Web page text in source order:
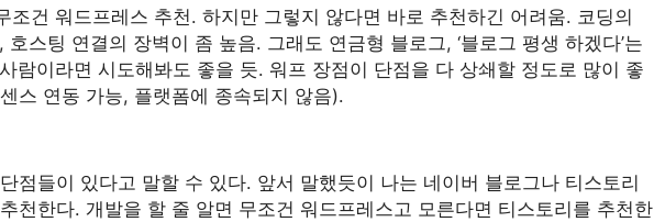
조건 워드프레스 추천. 하지만 그렇지 않다면 바로 추천하긴 어려움. 코딩의
호스팅 연결의 장벽이 좀 높음. 그래도 연금형 블로그, ‘블로그 평생 하겠다’는
람이라면 시도해봐도 좋을 듯. 워프 장점이 단점을 다 상쇄할 정도로 많이 좋
스 연동 가능, 플랫폼에 종속되지 않음).
점들이 있다고 말할 수 있다. 앞서 말했듯이 나는 네이버 블로그나 티스토리
천한다. 개발을 할 줄 알면 무조건 워드프레스고 모른다면 티스토리를 추천한